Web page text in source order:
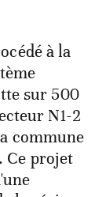
à la
sur 500
N1-2
commune
Ce projet